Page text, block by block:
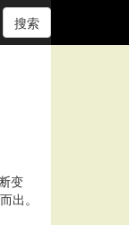
搜索
变
出。